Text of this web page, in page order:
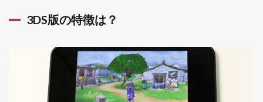
3DS版の特徴は？